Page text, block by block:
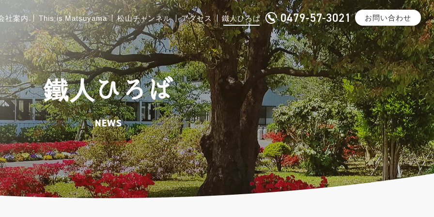
社案内
ご挨拶 沿革
会社概要 メディア掲載
工場および関連施設のご紹介
This is Matsuyama
胴縁加工 一般鋼材加工
太陽光架台設計製作
みけどうぶち・スーパーダイマ
®
松山チャンネル アクセス 鐵人ひろば 0479-57-3021 お問い合わせ
鐵人ひろば
NEWS